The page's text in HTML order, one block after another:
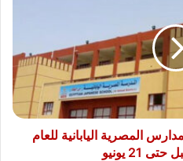
المصرية اليابانية للعام
21 يونيو